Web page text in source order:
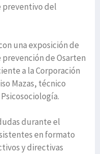
preventivo del
una exposición de
de Osarten
a la Corporación
Mazas, técnico
durante el
en formato
y directivas